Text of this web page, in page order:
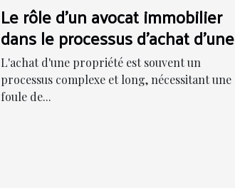
Le rôle d'un avocat immobilier
dans le processus d'achat d'une
propriété
L'achat d'une propriété est souvent un
processus complexe et long, nécessitant une
foule de...